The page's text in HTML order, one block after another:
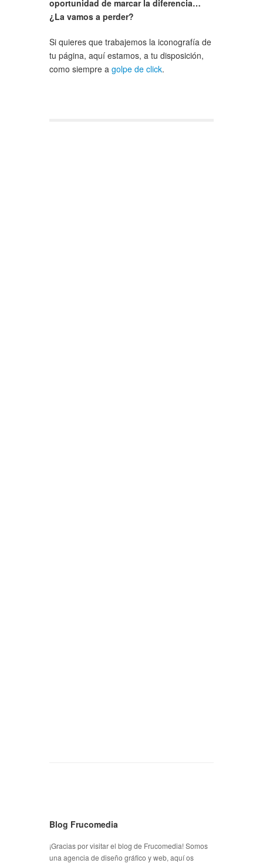
oportunidad de marcar la diferencia…
¿La vamos a perder?
Si quieres que trabajemos la iconografía de
tu página, aquí estamos, a tu disposición,
como siempre a golpe de click.
Blog Frucomedia
¡Gracias por visitar el blog de Frucomedia! Somos
una agencia de diseño gráfico y web, aquí os